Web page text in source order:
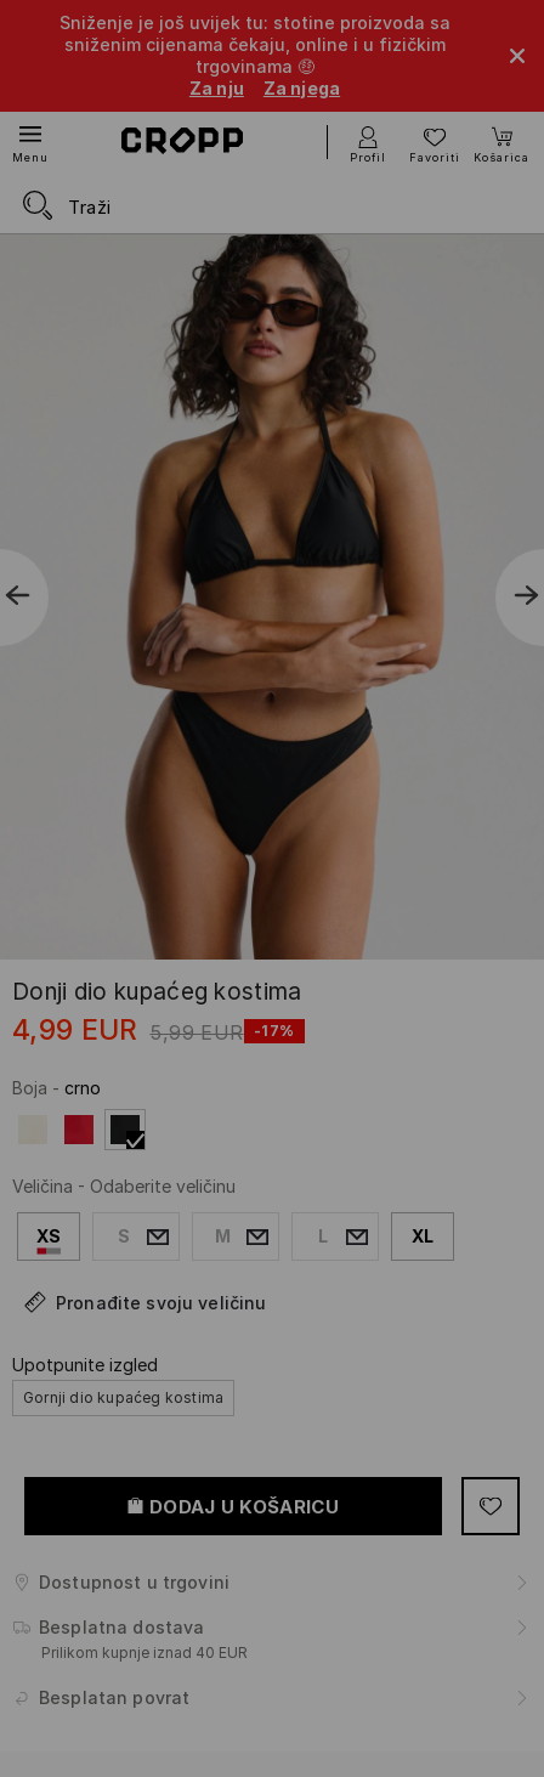
Sniženje je još uvijek tu: stotine proizvoda sa
sniženim cijenama čekaju, online i u fizičkim
trgovinama 🤑
Za nju
Za njega
Menu Profil Favoriti Košarica
Donji dio kupaćeg kostima
4,99 EUR 5,99 EUR -17%
Boja - crno
Veličina - Odaberite veličinu
XS S M L XL
Pronađite svoju veličinu
Upotpunite izgled
Gornji dio kupaćeg kostima
DODAJ U KOŠARICU
Dostupnost u trgovini
Besplatna dostava
Prilikom kupnje iznad 40 EUR
Besplatan povrat